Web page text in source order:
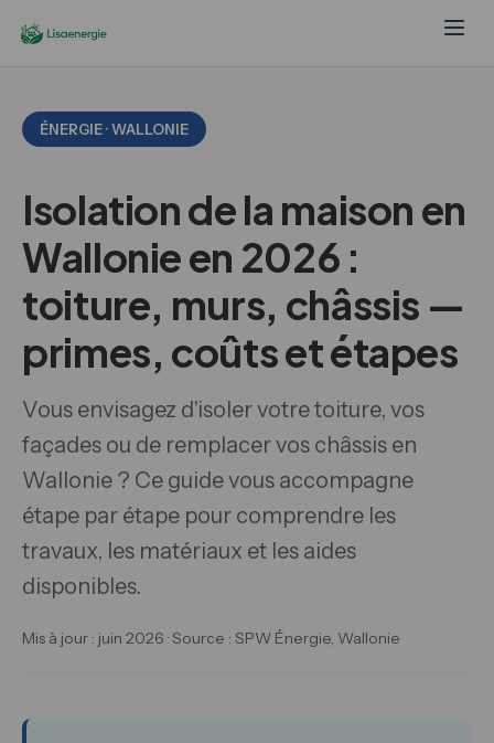
ÉNERGIE · WALLONIE
Isolation de la maison en
Wallonie en 2026 :
toiture, murs, châssis —
primes, coûts et étapes
Vous envisagez d'isoler votre toiture, vos
façades ou de remplacer vos châssis en
Wallonie ? Ce guide vous accompagne
étape par étape pour comprendre les
travaux, les matériaux et les aides
disponibles.
Mis à jour : juin 2026 · Source : SPW Énergie, Wallonie